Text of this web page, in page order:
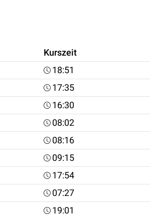
Kurszeit
18:51
17:35
16:30
08:02
08:16
09:15
17:54
07:27
19:01